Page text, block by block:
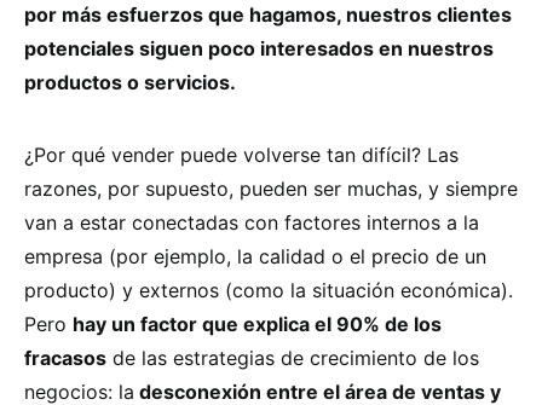
por más esfuerzos que hagamos, nuestros clientes
potenciales siguen poco interesados en nuestros
productos o servicios.
¿Por qué vender puede volverse tan difícil? Las
razones, por supuesto, pueden ser muchas, y siempre
van a estar conectadas con factores internos a la
empresa (por ejemplo, la calidad o el precio de un
producto) y externos (como la situación económica).
Pero hay un factor que explica el 90% de los
fracasos de las estrategias de crecimiento de los
negocios: la desconexión entre el área de ventas y